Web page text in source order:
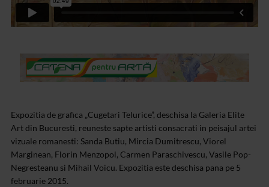
Expozitia de grafica „Cugetari Telurice”, deschisa la Galeria Elite
Art din Bucuresti, reuneste sapte artisti consacrati in peisajul artei
vizuale romanesti: Sanda Butiu, Mircia Dumitrescu, Viorel
Marginean, Florin Menzopol, Carmen Paraschivescu, Vasile Pop-
Negresteanu si Mihail Voicu. Expozitia este deschisa pana pe 5
februarie 2015.